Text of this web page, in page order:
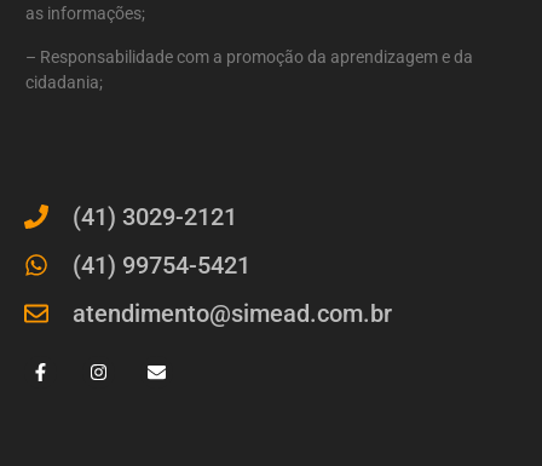
(41) 3029-2121
(41) 99754-5421
atendimento@simead.com.br
as informações;
– Responsabilidade com a promoção da aprendizagem e da
cidadania;